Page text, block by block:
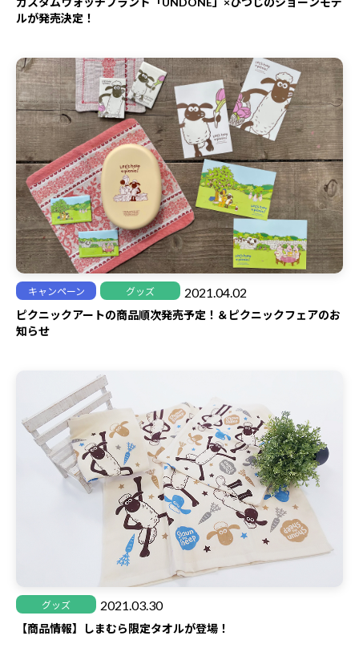
ルが発売決定！
キャンペーン グッズ 2021.04.02
ピクニックアートの商品順次発売予定！＆ピクニックフェアのお
知らせ
グッズ 2021.03.30
【商品情報】しまむら限定タオルが登場！